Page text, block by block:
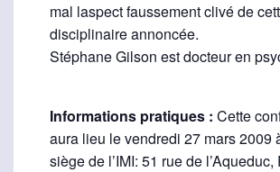
mal laspect faussement clivé de
disciplinaire annoncée.
Stéphane Gilson est docteur en
Informations pratiques : Cette
aura lieu le vendredi 27 mars 2009
siège de l’IMI: 51 rue de